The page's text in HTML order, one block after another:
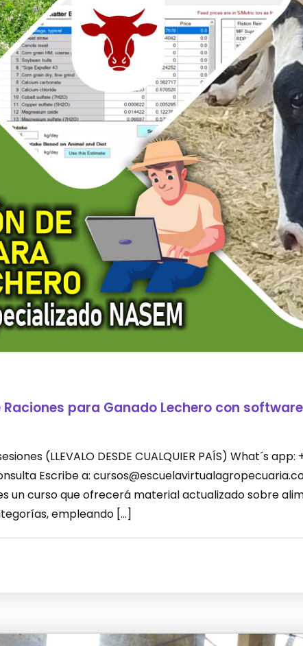
para Ganado Lechero con
(LLEVALO DESDE CUALQUIER PAÍS) What´s app:
Escribe a:
es un curso que ofrecerá material actualizado sobre
empleando […]